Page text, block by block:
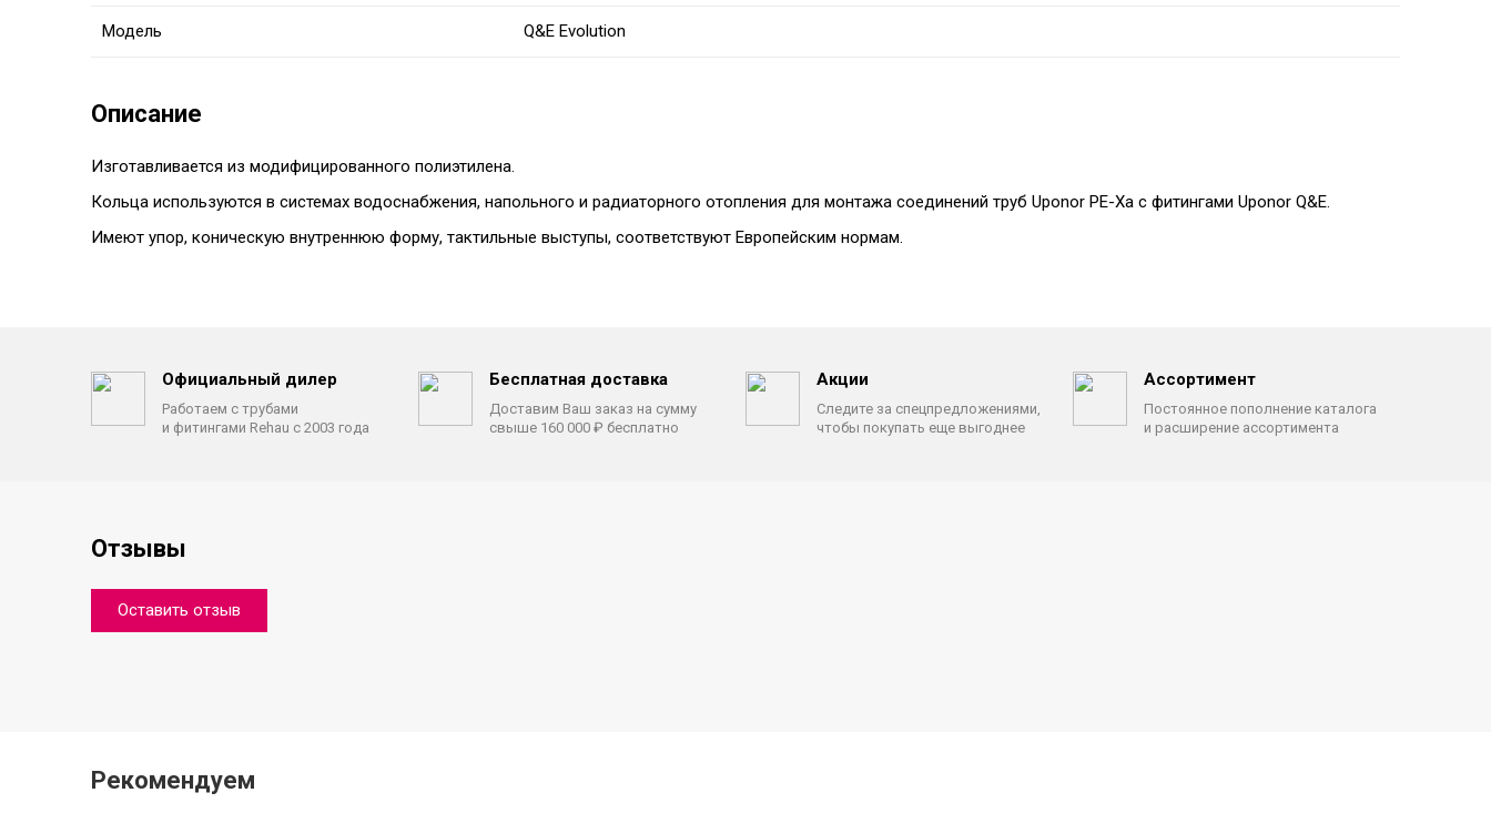
Модель Q&E Evolution
Описание
Изготавливается из модифицированного полиэтилена.
Кольца используются в системах водоснабжения, напольного и радиаторного отопления для монтажа соединений труб Uponor PE-Xa с фитингами Uponor Q&E.
Имеют упор, коническую внутреннюю форму, тактильные выступы, соответствуют Европейским нормам.
Официальный дилер
Работаем с трубами
и фитингами Rehau с 2003 года
Бесплатная доставка
Доставим Ваш заказ на сумму
свыше 160 000 ₽ бесплатно
Акции
Следите за спецпредложениями,
чтобы покупать еще выгоднее
Ассортимент
Постоянное пополнение каталога
и расширение ассортимента
Отзывы
Оставить отзыв
Рекомендуем